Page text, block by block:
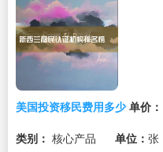
美国投资移民费用多少 单价：
类别： 核心产品 单位： 张